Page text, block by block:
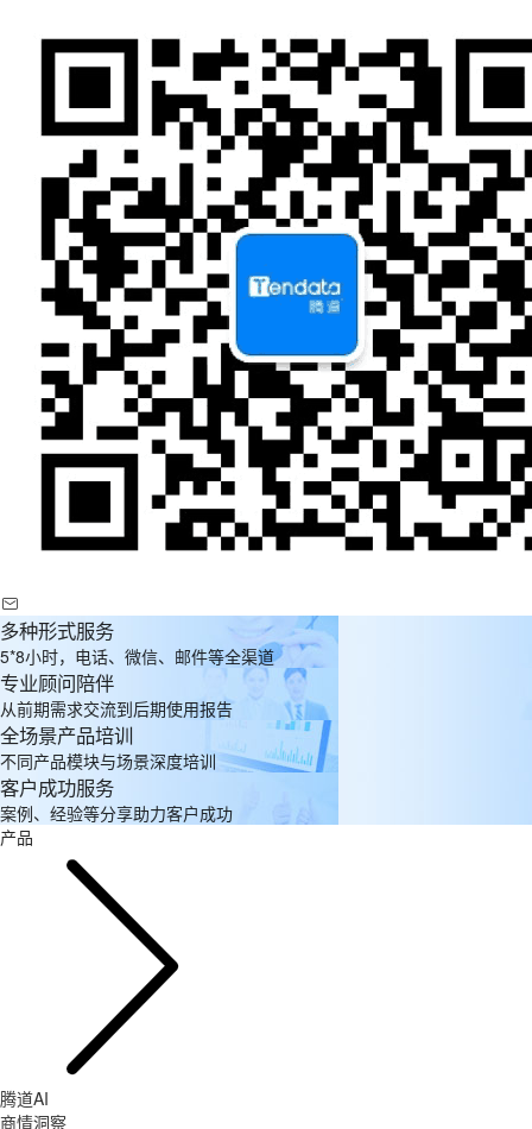
多种形式服务
5*8小时，电话、微信、邮件等全渠道
专业顾问陪伴
从前期需求交流到后期使用报告
全场景产品培训
不同产品模块与场景深度培训
客户成功服务
案例、经验等分享助力客户成功
产品
腾道AI
商情洞察